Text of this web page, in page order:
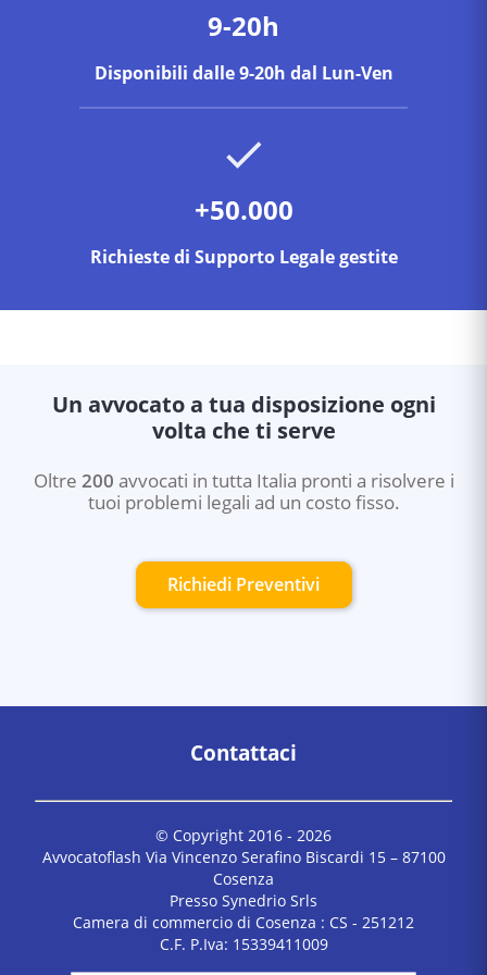
9-20h
Disponibili dalle 9-20h dal Lun-Ven
+50.000
Richieste di Supporto Legale gestite
Un avvocato a tua disposizione ogni
volta che ti serve
Oltre 200 avvocati in tutta Italia pronti a risolvere i
tuoi problemi legali ad un costo fisso.
Richiedi Preventivi
Contattaci
© Copyright 2016 - 2026
Avvocatoflash Via Vincenzo Serafino Biscardi 15 – 87100
Cosenza
Presso Synedrio Srls
Camera di commercio di Cosenza : CS - 251212
C.F. P.Iva: 15339411009